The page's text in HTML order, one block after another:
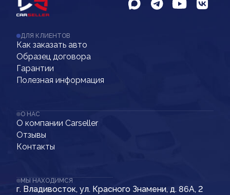
ДЛЯ КЛИЕНТОВ
Как заказать авто
Образец договора
Гарантии
Полезная информация
О НАС
О компании Carseller
Отзывы
Контакты
МЫ НАХОДИМСЯ
г. Владивосток, ул. Красного Знамени, д. 86А, 2